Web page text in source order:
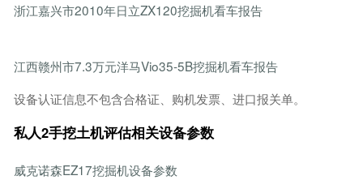
浙江嘉兴市2010年日立ZX120挖掘机看车报告
江西赣州市7.3万元洋马Vio35-5B挖掘机看车报告
设备认证信息不包含合格证、购机发票、进口报关单。
私人2手挖土机评估相关设备参数
威克诺森EZ17挖掘机设备参数